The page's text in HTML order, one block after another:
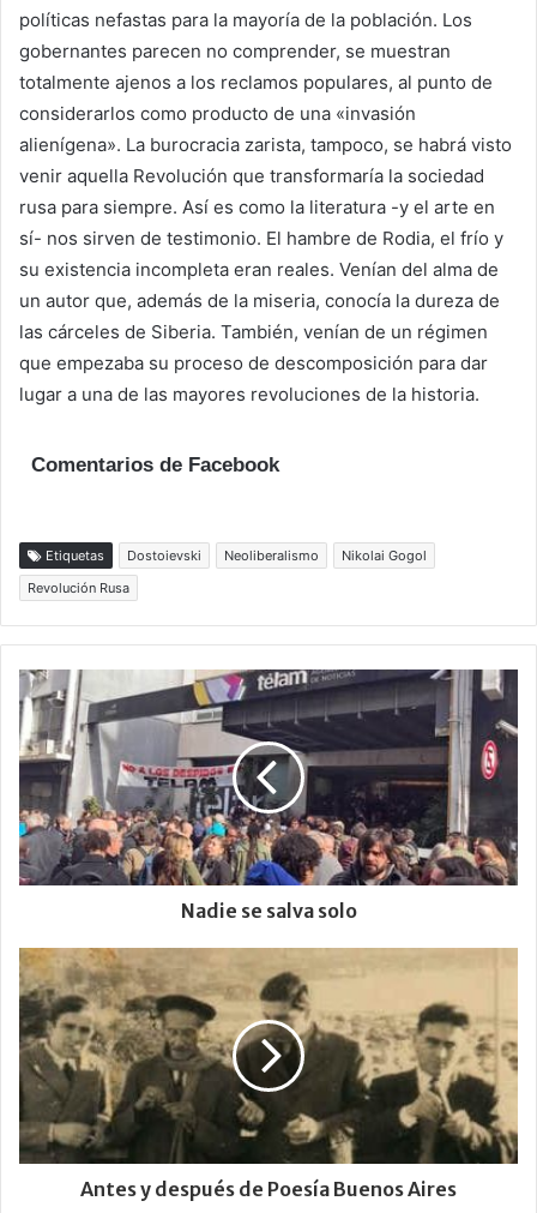
políticas nefastas para la mayoría de la población. Los
gobernantes parecen no comprender, se muestran
totalmente ajenos a los reclamos populares, al punto de
considerarlos como producto de una «invasión
alienígena». La burocracia zarista, tampoco, se habrá visto
venir aquella Revolución que transformaría la sociedad
rusa para siempre. Así es como la literatura -y el arte en
sí- nos sirven de testimonio. El hambre de Rodia, el frío y
su existencia incompleta eran reales. Venían del alma de
un autor que, además de la miseria, conocía la dureza de
las cárceles de Siberia. También, venían de un régimen
que empezaba su proceso de descomposición para dar
lugar a una de las mayores revoluciones de la historia.
Comentarios de Facebook
Etiquetas Dostoievski Neoliberalismo
Nikolai Gogol
Revolución Rusa
Nadie se salva solo
Antes y después de Poesía Buenos Aires